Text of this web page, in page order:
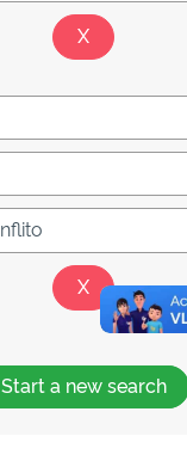
Start a new search